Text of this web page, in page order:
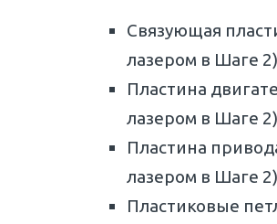
Связующая
лазером в Шаге 2)
Пластина
лазером в Шаге 2)
Пластина
лазером в Шаге 2)
Пластиковые